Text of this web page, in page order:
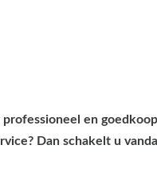
en
Dan schakelt u